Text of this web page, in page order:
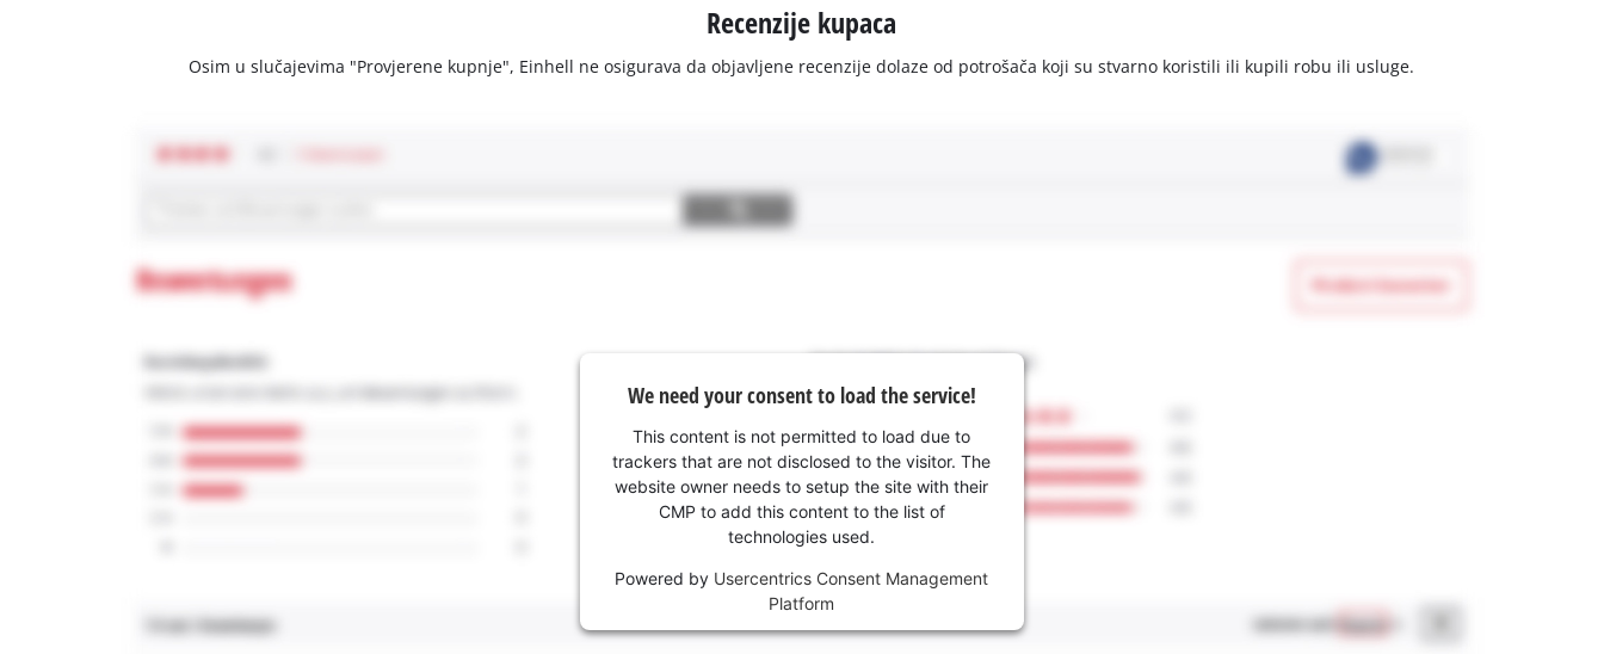
Recenzije kupaca
Osim u slučajevima "Provjerene kupnje", Einhell ne osigurava da objavljene recenzije dolaze od potrošača koji su stvarno koristili ili kupili robu ili usluge.
We need your consent to load the service!
This content is not permitted to load due to
trackers that are not disclosed to the visitor. The
website owner needs to setup the site with their
CMP to add this content to the list of
technologies used.
Powered by Usercentrics Consent Management
Platform